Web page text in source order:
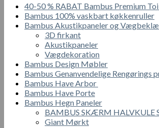
40-50 % RABAT Bambus Premium
Bambus 100% vaskbart køkkenruller
Bambus Akustikpaneler og
3D firkant
Akustikpaneler
Vægdekoration
Bambus Design Møbler
Bambus Genanvendelige Rengørings
Bambus Have Arbor
Bambus Have Porte
Bambus Hegn Paneler
BAMBUS SKÆRM HALVKULE
Giant Mørkt